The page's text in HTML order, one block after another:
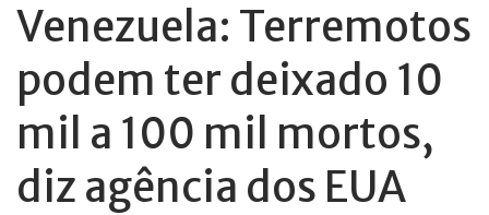
Venezuela: Terremotos
podem ter deixado 10
mil a 100 mil mortos,
diz agência dos EUA